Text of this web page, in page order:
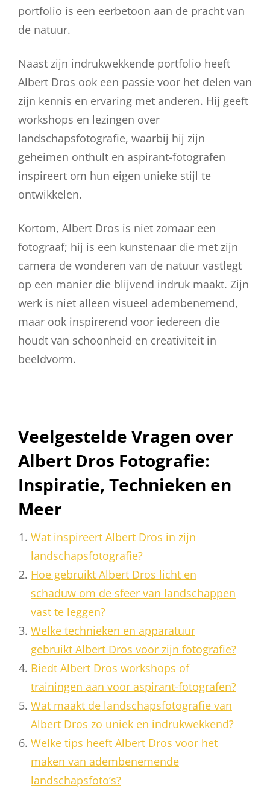
portfolio is een eerbetoon aan de pracht van
de natuur.
Naast zijn indrukwekkende portfolio heeft
Albert Dros ook een passie voor het delen van
zijn kennis en ervaring met anderen. Hij geeft
workshops en lezingen over
landschapsfotografie, waarbij hij zijn
geheimen onthult en aspirant-fotografen
inspireert om hun eigen unieke stijl te
ontwikkelen.
Kortom, Albert Dros is niet zomaar een
fotograaf; hij is een kunstenaar die met zijn
camera de wonderen van de natuur vastlegt
op een manier die blijvend indruk maakt. Zijn
werk is niet alleen visueel adembenemend,
maar ook inspirerend voor iedereen die
houdt van schoonheid en creativiteit in
beeldvorm.
Veelgestelde Vragen over
Albert Dros Fotografie:
Inspiratie, Technieken en
Meer
Wat inspireert Albert Dros in zijn
landschapsfotografie?
Hoe gebruikt Albert Dros licht en
schaduw om de sfeer van landschappen
vast te leggen?
Welke technieken en apparatuur
gebruikt Albert Dros voor zijn fotografie?
Biedt Albert Dros workshops of
trainingen aan voor aspirant-fotografen?
Wat maakt de landschapsfotografie van
Albert Dros zo uniek en indrukwekkend?
Welke tips heeft Albert Dros voor het
maken van adembenemende
landschapsfoto’s?